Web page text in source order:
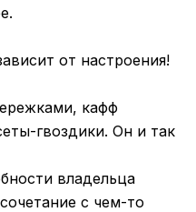
от настроения!
кафф
гвоздики. Он и так
владельца
с чем-то